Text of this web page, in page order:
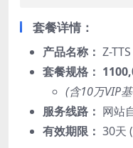
套餐详情：
产品名称： Z-
套餐规格：
(含10万VIP
服务线路： 网站
有效期限： 30天